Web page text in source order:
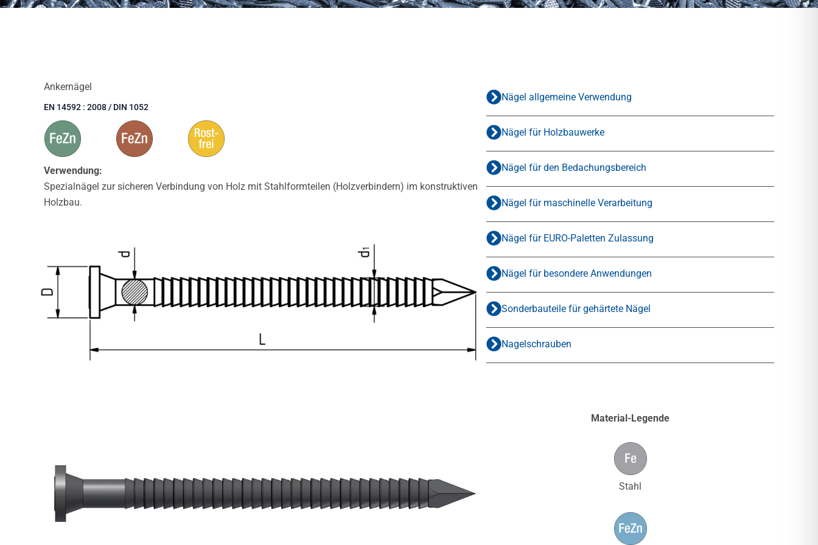
Nägel allgemeine Verwendung
Nägel für Holzbauwerke
Nägel für den Bedachungsbereich
Nägel für maschinelle Verarbeitung
Nägel für EURO-Paletten Zulassung
Nägel für besondere Anwendungen
Sonderbauteile für gehärtete Nägel
Nagelschrauben
Material-Legende
Stahl
Ankernägel
EN 14592 : 2008 / DIN 1052
Verwendung:
Spezialnägel zur sicheren Verbindung von Holz mit Stahlformteilen (Holzverbindern) im konstruktiven
Holzbau.